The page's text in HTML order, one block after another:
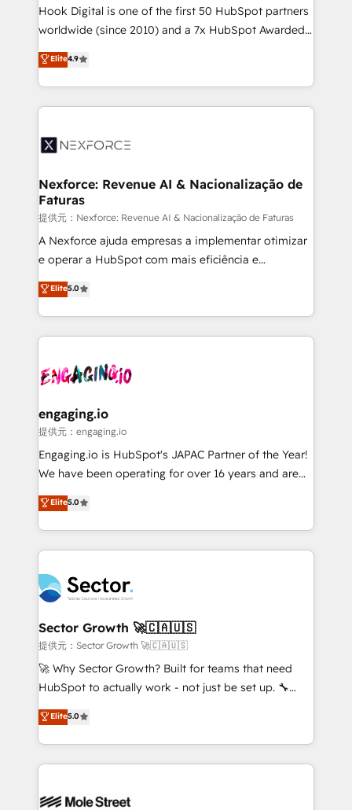
reach their full potential by providing transparent,
relationship-driven support. With over 300 HubSpot
technical know-how and strategic guidance you
need to succeed.
Hook Digital is one of the first 50 HubSpot partners
worldwide (since 2010) and a 7x HubSpot Awarded
Elite Partner. With 500+ projects across the U.S.,
Brazil, and LATAM, we combine global expertise with
regional experience. Today, we are Brazil’s largest
HubSpot Elite Partner—trusted by companies across
Implementation & Migration Onboarding across all
Station, Freshdesk, Intercom, and more. Custom
objects, automations, and integrations built for
growth. 🚀 AI-Driven GTM Orchestration Unify
HubSpot with LinkedIn, WhatsApp, email, paid
media, and AI voice to drive pipeline. 🤖 AI Custom
prospecting, follow-ups, service triage, and
knowledge retrieval—built in HubSpot. ⚡ Fast-Track
advanced optimization & adoption 📍 São Paulo, BR
• Des Moines, IA • New York, NY
Elite4.9
Nexforce: Revenue AI & Nacionalização de
Faturas
提供元：Nexforce: Revenue AI & Nacionalização de Faturas
A Nexforce ajuda empresas a implementar otimizar
e operar a HubSpot com mais eficiência e
previsibilidade de receita. Combinamos Revenue
Operations (RevOps) e Inteligência Artificial para
estruturar processos integrar sistemas organizar
dados e automatizar operações. O objetivo é
operacional de receita conectando equipes
Também somos distribuidores oficiais da HubSpot
e de mais de 150 softwares globais permitindo
contratar e pagar a HubSpot em reais com nota
fiscal no Brasil e gerar economia de até 50% na
Oferecemos ainda agentes de IA especializados em
HubSpot que automatizam tarefas executam rotinas
empresas em 13 países utilizam a Nexforce. Somos
a maior parceira da HubSpot na América Latina e
líder no ranking global de sucesso do cliente da
HubSpot.
Elite5.0
engaging.io
提供元：engaging.io
Engaging.io is HubSpot's JAPAC Partner of the Year!
We have been operating for over 16 years and are
one of HubSpot's most experienced and technically
capable Agency Partners globally. We specialise in
complex CRM migrations, implementations,
integrations, custom CMS portal development,
businesses. Our teams are based in North America
and APAC. We are HubSpot's top-ranked Advanced
Implementation Certified Partner and we contribute
to their advisory council. We strive to do 'good work
with good people' and have worked with incredible
brands. You can see some of them on our website,
Elite5.0
Sector Growth 🚀🇨🇦🇺🇸
提供元：Sector Growth 🚀🇨🇦🇺🇸
🚀 Why Sector Growth? Built for teams that need
HubSpot to actually work - not just be set up. 🔧
HubSpot Experts: Onboarding, migrations,
automation, and training built for adoption. ⚡ Highly
Technical Execution: ERP, EMR and Custom
Integrations; complex builds delivered in weeks, not
workflows; automation agents; process optimization
Elite5.0